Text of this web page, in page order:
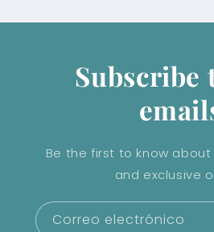
Subscribe
Be the first to know
and exclusive
Correo electrónico